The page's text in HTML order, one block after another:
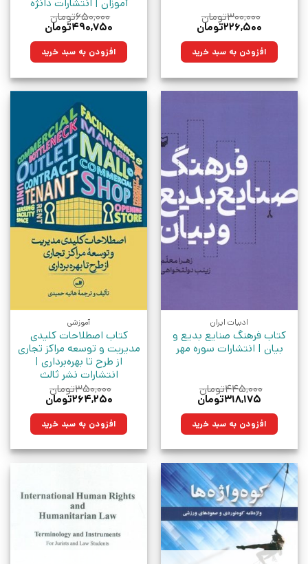
۳۰۰,۰۰۰تومان
قیمت
۳۰۰,۰۰۰تومان
بود.
۲۲۶,۵۰۰تومان
۲۲۶,۵۰۰تومان.افزودن به سبد خرید
آموزان | انتشارات دانژه
۶۵۰,۰۰۰تومان
قیمت
۶۵۰,۰۰۰تومان
بود.
۴۹۰,۷۵۰تومان
۴۹۰,۷۵۰تومان.افزودن به سبد خرید
ادبیات ایران
کتاب فرهنگ صنایع بدیع و
بیان | انتشارات سوره مهر
۴۴۵,۰۰۰تومان
قیمت
۴۴۵,۰۰۰تومان
بود.
۳۱۸,۱۷۵تومان
۳۱۸,۱۷۵تومان.افزودن به سبد خرید
آموزشی
کتاب اصطلاحات کلیدی
مدیریت و توسعه مراکز تجاری
از طرح تا بهره‌برداری |
انتشارات نشر ثالث
۳۵۰,۰۰۰تومان
قیمت
۳۵۰,۰۰۰تومان
بود.
۲۶۴,۲۵۰تومان
۲۶۴,۲۵۰تومان.افزودن به سبد خرید